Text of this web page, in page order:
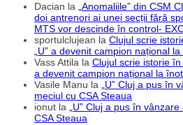
Dacian la „Anomaliile” din CSM
doi antrenori ai unei secții fără
MTS vor descinde în control-
sportulclujean la Clujul scrie
„U” a devenit campion național
Vass Attila la Clujul scrie istorie în
a devenit campion național la înot
Vasile Manu la „U” Cluj a pus în
meciul cu CSA Steaua
ionut la „U” Cluj a pus în
CSA Steaua